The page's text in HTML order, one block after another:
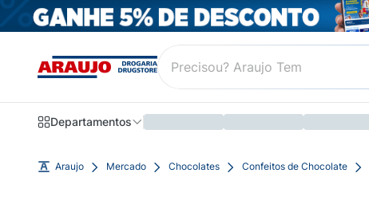
Departamentos
Araujo Mercado Chocolates Confeitos de Chocolate